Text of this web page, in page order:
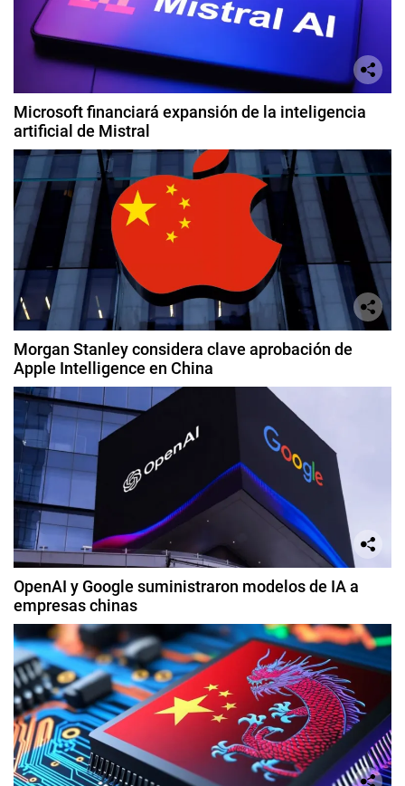
Microsoft financiará expansión de la inteligencia
artificial de Mistral
Morgan Stanley considera clave aprobación de
Apple Intelligence en China
OpenAI y Google suministraron modelos de IA a
empresas chinas